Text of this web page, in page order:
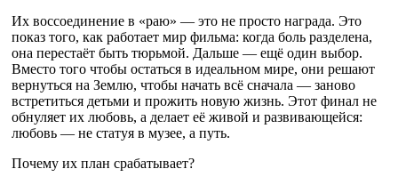
Их воссоединение в «раю» — это не просто награда. Это
показ того, как работает мир фильма: когда боль разделена,
она перестаёт быть тюрьмой. Дальше — ещё один выбор.
Вместо того чтобы остаться в идеальном мире, они решают
вернуться на Землю, чтобы начать всё сначала — заново
встретиться детьми и прожить новую жизнь. Этот финал не
обнуляет их любовь, а делает её живой и развивающейся:
любовь — не статуя в музее, а путь.
Почему их план срабатывает?